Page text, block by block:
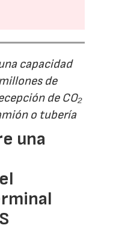
capacidad
de
de CO₂
o tubería
una